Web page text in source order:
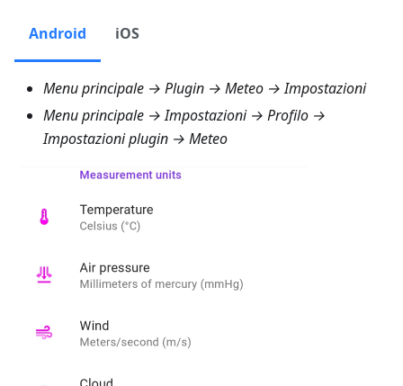
Android iOS
Menu principale → Plugin → Meteo → Impostazioni
Menu principale → Impostazioni → Profilo →
Impostazioni plugin → Meteo